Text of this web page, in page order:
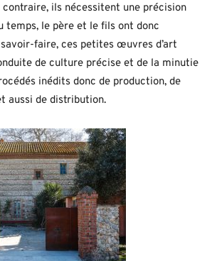
contraire, ils nécessitent une précision
temps, le père et le fils ont donc
faire, ces petites œuvres d’art
de culture précise et de la minutie
inédits donc de production, de
aussi de distribution.